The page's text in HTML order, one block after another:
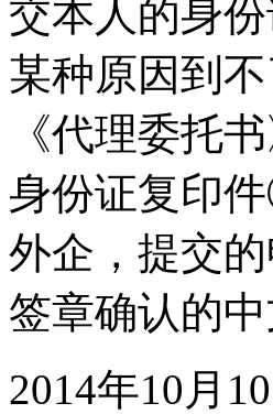
交本人的身
某种原因到
《代理委托
身份证复印
外企，提交
签章确认的中
2014年10月